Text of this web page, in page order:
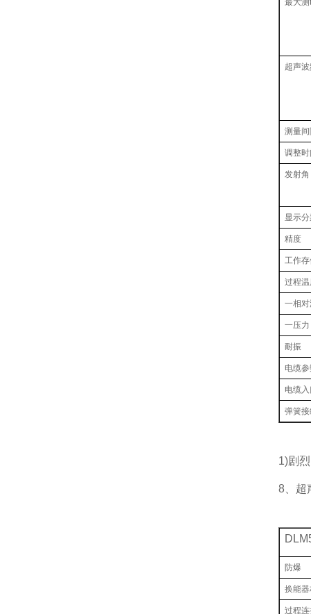
最大
超声
测量
调整
发射角
显示
精度
工作
过程
一相
一压力
耐振
电缆
电缆
弹簧
1)剧
8、超
防爆
换能
过程